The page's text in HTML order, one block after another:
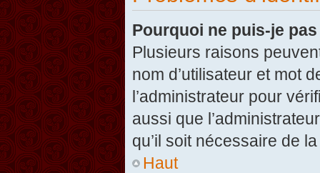
Pourquoi ne puis-je
Plusieurs raisons
nom d’utilisateur et mot
l’administrateur pour
aussi que
qu’il soit nécessaire de
Haut